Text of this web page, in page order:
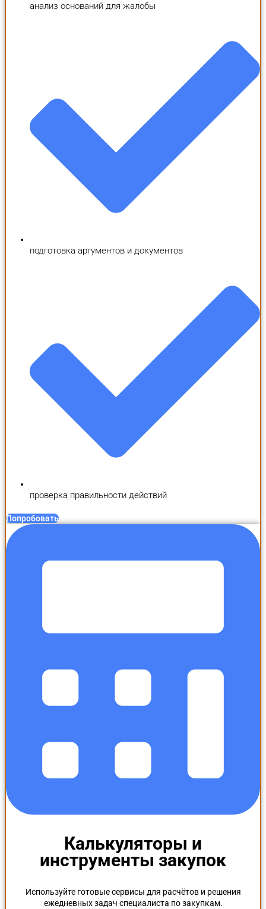
анализ оснований для жалобы
подготовка аргументов и документов
проверка правильности действий
Попробовать
Калькуляторы и
инструменты закупок
Используйте готовые сервисы для расчётов и решения
ежедневных задач специалиста по закупкам.